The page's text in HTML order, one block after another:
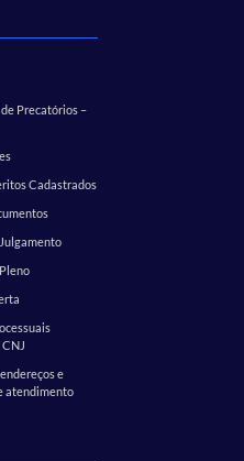
Precatórios –
Cadastrados
e
atendimento